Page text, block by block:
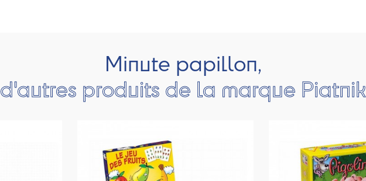
Minute papillon,
d'autres produits de la marque Piatnik